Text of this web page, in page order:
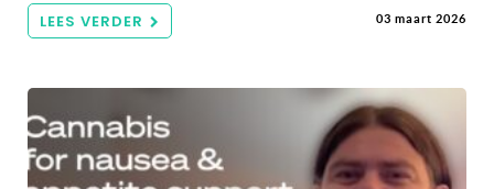
LEES VERDER 03 maart 2026